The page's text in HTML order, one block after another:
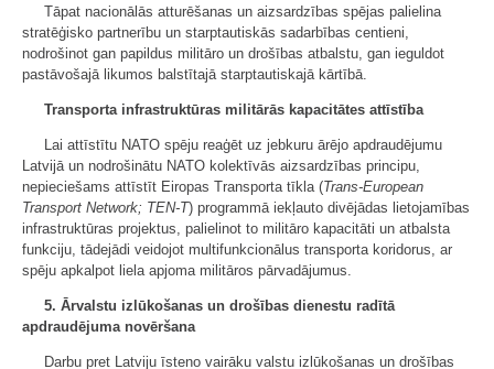
Tāpat nacionālās atturēšanas un aizsardzības spējas palielina
stratēģisko partnerību un starptautiskās sadarbības centieni,
nodrošinot gan papildus militāro un drošības atbalstu, gan ieguldot
pastāvošajā likumos balstītajā starptautiskajā kārtībā.
Transporta infrastruktūras militārās kapacitātes attīstība
Lai attīstītu NATO spēju reaģēt uz jebkuru ārējo apdraudējumu
Latvijā un nodrošinātu NATO kolektīvās aizsardzības principu,
nepieciešams attīstīt Eiropas Transporta tīkla (Trans-European
Transport Network; TEN-T) programmā iekļauto divējādas lietojamības
infrastruktūras projektus, palielinot to militāro kapacitāti un atbalsta
funkciju, tādejādi veidojot multifunkcionālus transporta koridorus, ar
spēju apkalpot liela apjoma militāros pārvadājumus.
5. Ārvalstu izlūkošanas un drošības dienestu radītā
apdraudējuma novēršana
Darbu pret Latviju īsteno vairāku valstu izlūkošanas un drošības